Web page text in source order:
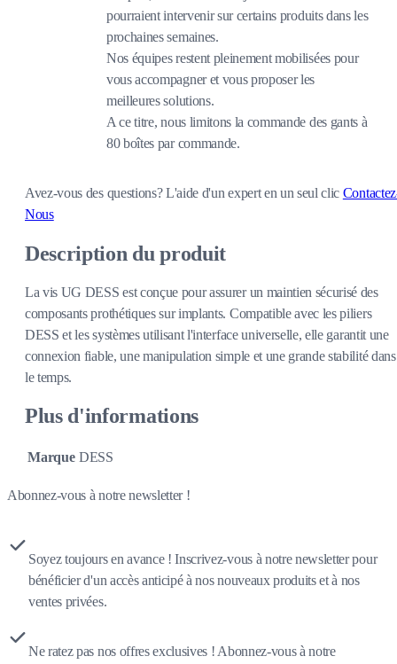
pourraient intervenir sur certains produits dans les
prochaines semaines.
Nos équipes restent pleinement mobilisées pour
vous accompagner et vous proposer les
meilleures solutions.
A ce titre, nous limitons la commande des gants à
80 boîtes par commande.
Avez-vous des questions?L'aide d'un expert en un seul clic
Nous
Description du produit
La vis UG DESS est conçue pour assurer un maintien sécurisé des
composants prothétiques sur implants. Compatible avec les piliers
DESS et les systèmes utilisant l'interface universelle, elle garantit une
connexion fiable, une manipulation simple et une grande stabilité dans
le temps.
Plus d'informations
Marque DESS
Abonnez-vous à notre newsletter !
Soyez toujours en avance ! Inscrivez-vous à notre newsletter pour
bénéficier d'un accès anticipé à nos nouveaux produits et à nos
ventes privées.
Ne ratez pas nos offres exclusives ! Abonnez-vous à notre